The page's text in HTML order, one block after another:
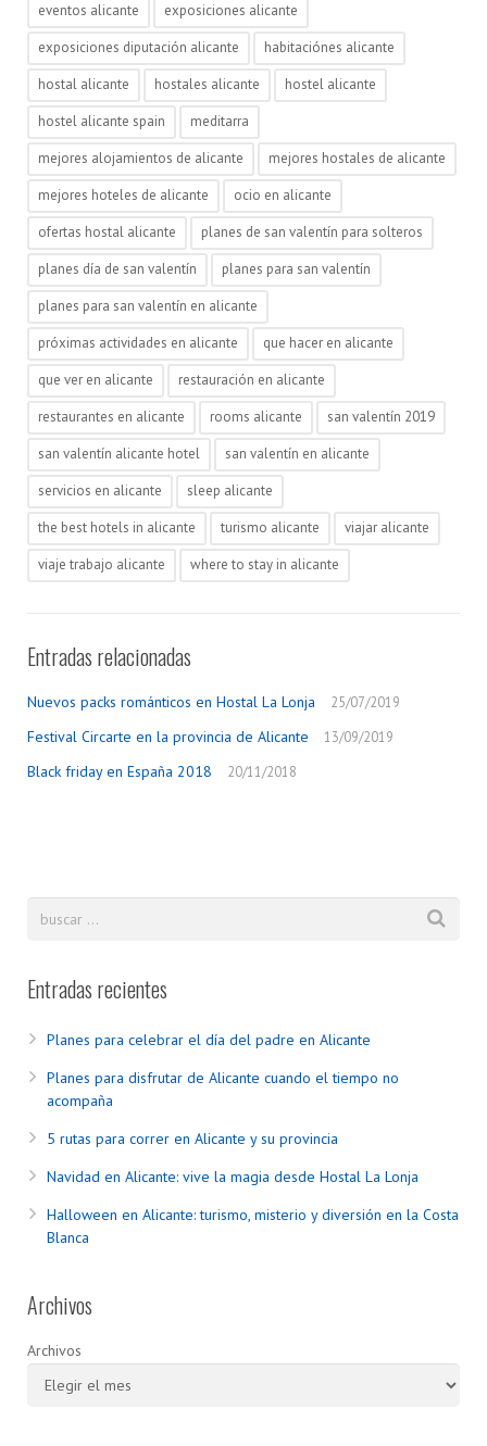
eventos alicante
exposiciones alicante
exposiciones diputación alicante
habitaciónes alicante
hostal alicante
hostales alicante
hostel alicante
hostel alicante spain
meditarra
mejores alojamientos de alicante
mejores hostales de alicante
mejores hoteles de alicante
ocio en alicante
ofertas hostal alicante
planes de san valentín para solteros
planes día de san valentín
planes para san valentín
planes para san valentín en alicante
próximas actividades en alicante
que hacer en alicante
que ver en alicante
restauración en alicante
restaurantes en alicante
rooms alicante
san valentín 2019
san valentín alicante hotel
san valentín en alicante
servicios en alicante
sleep alicante
the best hotels in alicante
turismo alicante
viajar alicante
viaje trabajo alicante
where to stay in alicante
Entradas relacionadas
Nuevos packs románticos en Hostal La Lonja 25/07/2019
Festival Circarte en la provincia de Alicante 13/09/2019
Black friday en España 2018 20/11/2018
Entradas recientes
Planes para celebrar el día del padre en Alicante
Planes para disfrutar de Alicante cuando el tiempo no
acompaña
5 rutas para correr en Alicante y su provincia
Navidad en Alicante: vive la magia desde Hostal La Lonja
Halloween en Alicante: turismo, misterio y diversión en la Costa
Blanca
Archivos
Archivos